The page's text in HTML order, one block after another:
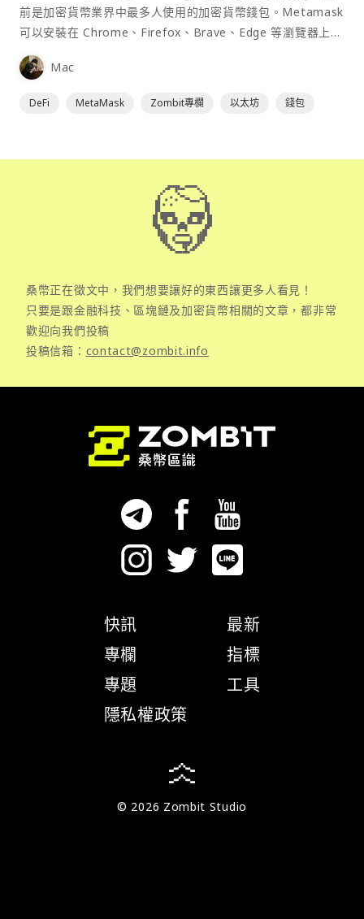
前是加密貨幣業界中最多人使用的加密貨幣錢包。Metamask
可以安裝在 Chrome、Firefox、Brave、Edge 等瀏覽器上作
為插件使用，具備許多功能且使用上非常方便。
Mac
DeFi MetaMask Zombit專欄 以太坊 錢包
桑幣正在徵文中，我們想要讓好的東西讓更多人看見！
只要是跟金融科技、區塊鏈及加密貨幣相關的文章，都非常
歡迎向我們投稿
投稿信箱： contact@zombit.info
快訊
專欄
專題
隱私權政策
最新
指標
工具
© 2026 Zombit Studio